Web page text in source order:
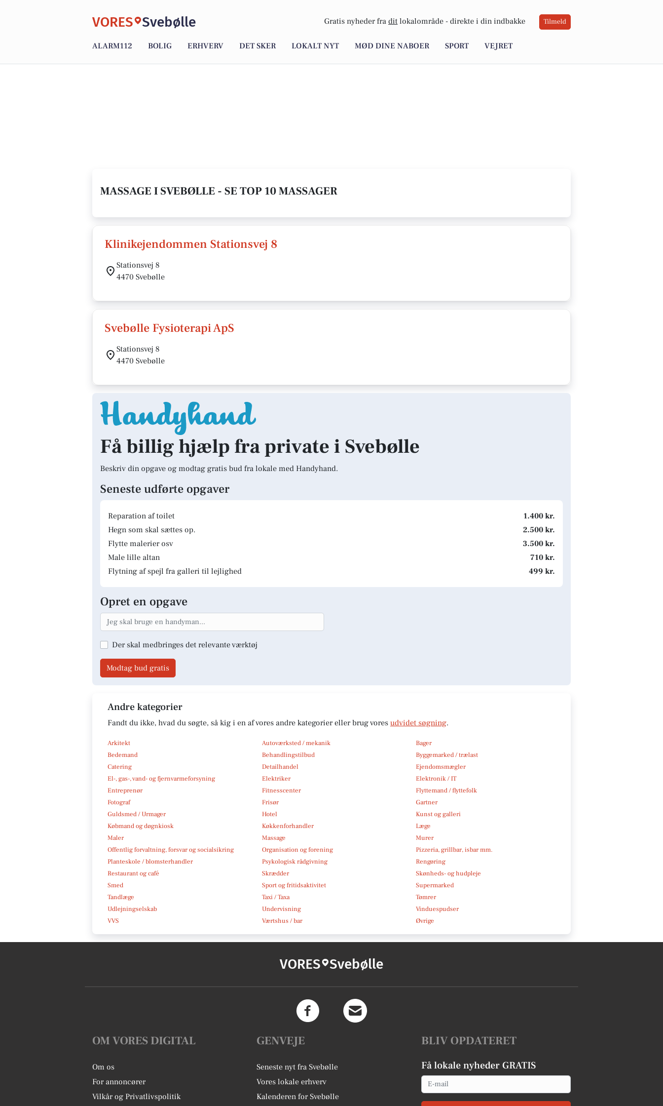
VORES Svebølle Gratis nyheder fra dit lokalområde - direkte i din indbakke Tilmeld
ALARM112 BOLIG ERHVERV DET SKER LOKALT NYT MØD DINE NABOER SPORT VEJRET
MASSAGE I SVEBØLLE - SE TOP 10 MASSAGER
Klinikejendommen Stationsvej 8
Stationsvej 8
4470 Svebølle
Svebølle Fysioterapi ApS
Stationsvej 8
4470 Svebølle
Få billig hjælp fra private i Svebølle
Beskriv din opgave og modtag gratis bud fra lokale med Handyhand.
Seneste udførte opgaver
Reparation af toilet
1.400 kr.
Hegn som skal sættes op.
2.500 kr.
Flytte malerier osv
3.500 kr.
Male lille altan
710 kr.
Flytning af spejl fra galleri til lejlighed
499 kr.
Opret en opgave
Der skal medbringes det relevante værktøj
Modtag bud gratis
Andre kategorier
Fandt du ikke, hvad du søgte, så kig i en af vores andre kategorier eller brug vores udvidet søgning.
Arkitekt Autoværksted / mekanik
Bager
Bedemand
Behandlingstilbud
Byggemarked / trælast
Catering
Detailhandel
Ejendomsmægler
El-, gas-, vand- og fjernvarmeforsyning
Elektriker
Elektronik / IT
Entreprenør
Fitnesscenter
Flyttemand / flyttefolk
Fotograf
Frisør
Gartner
Guldsmed / Urmager
Hotel
Kunst og galleri
Købmand og døgnkiosk
Køkkenforhandler
Læge
Maler
Massage
Murer
Offentlig forvaltning, forsvar og socialsikring
Organisation og forening
Pizzeria, grillbar, isbar mm.
Planteskole / blomsterhandler
Psykologisk rådgivning
Rengøring
Restaurant og café
Skrædder
Skønheds- og hudpleje
Smed
Sport og fritidsaktivitet
Supermarked
Tandlæge
Taxi / Taxa
Tømrer
Udlejningselskab
Undervisning
Vinduespudser
VVS
Værtshus / bar Øvrige
VORES Svebølle
OM VORES DIGITAL
Om os
For annoncører
Vilkår og Privatlivspolitik
GENVEJE
Seneste nyt fra Svebølle
Vores lokale erhverv
Kalenderen for Svebølle
BLIV OPDATERET
Få lokale nyheder GRATIS
Email